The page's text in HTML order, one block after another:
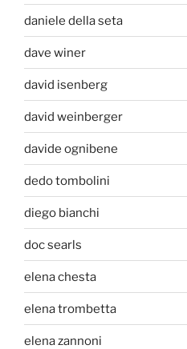
daniele della seta
dave winer
david isenberg
david weinberger
davide ognibene
dedo tombolini
diego bianchi
doc searls
elena chesta
elena trombetta
elena zannoni